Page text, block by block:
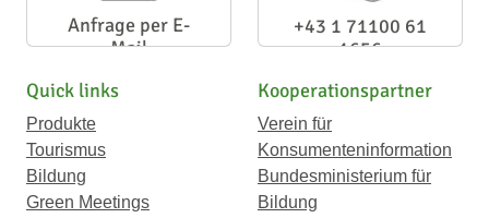
Anfrage per E-
Mail
+43 1 71100 61
1656
Quick links
Produkte
Tourismus
Bildung
Green Meetings
Kooperationspartner
Verein für
Konsumenteninformation
Bundesministerium für
Bildung